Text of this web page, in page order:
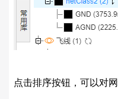
点击排序按钮，可以对